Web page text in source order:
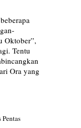
Oktober”,
Tentu
Ora yang